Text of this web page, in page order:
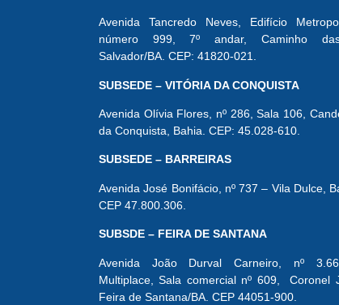
Avenida Tancredo Neves, Edifício
número 999, 7º andar, Caminho
Salvador/BA. CEP: 41820-021.
SUBSEDE – VITÓRIA DA CONQUISTA
Avenida Olívia Flores, nº 286, Sala 106,
da Conquista, Bahia. CEP: 45.028-610.
SUBSEDE – BARREIRAS
Avenida José Bonifácio, nº 737 – Vila Dulce,
CEP 47.800.306.
SUBSDE – FEIRA DE SANTANA
Avenida João Durval Carneiro, nº
Multiplace, Sala comercial nº 609, Coronel
Feira de Santana/BA. CEP 44051-900.